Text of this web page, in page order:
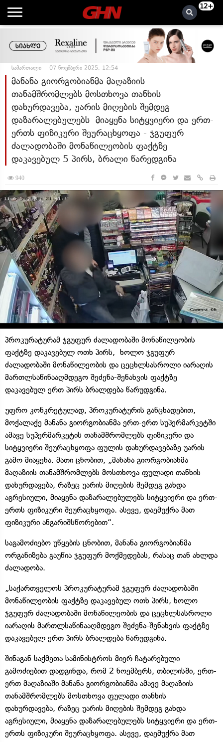
12+
სამართალი 07 ნოემბერი 2025, 12:54
მანანა გიორგობიანმა მაღაზიის
თანამშრომლებს მოსთხოვა თანხის
დახურდავება, უარის მიღების შემდეგ
დაზარალებულებს მიაყენა სიტყვიერი და ერთ-
ერთს ფიზიკური შეურაცხყოფა - ჯგუფურ
ძალადობაში მონაწილეობის ფაქტზე
დაკავებულ 5 პირს, ბრალი წარედგინა
940
პროკურატურამ ჯგუფურ ძალადობაში მონაწილეობის
ფაქტზე დაკავებულ ოთხ პირს, ხოლო ჯგუფურ
ძალადობაში მონაწილეობის და ცეცხლსასროლი იარაღის
მართლსაწინააღმდეგო შეძენა-შენახვის ფაქტზე
დაკავებულ ერთ პირს ბრალდება წარუდგინა.
უფრო კონკრეტულად, პროკურატურის განცხადებით,
მოქალაქე მანანა გიორგობიანმა ერთ-ერთ სუპერმარკეტში
ამავე სუპერმარკეტის თანამშრომლებს ფიზიკური და
სიტყვიერი შეურაცხყოფა ფულის დახურდავებაზე უარის
გამო მიაყენა. მათი ცნობით, „მანანა გიორგობიანმა
მაღაზიის თანამშრომლებს მოსთხოვა ფულადი თანხის
დახურდავება, რაზეც უარის მიღების შემდეგ გახდა
აგრესიული, მიაყენა დაზარალებულებს სიტყვიერი და ერთ-
ერთს ფიზიკური შეურაცხყოფა. ასევე, დაემუქრა მათ
ფიზიკური ანგარიშსწორებით“.
საგამოძიებო უწყების ცნობით, მანანა გიორგობიანმა
ორგანიზება გაუწია ჯგუფურ მოქმედებას, რასაც თან ახლდა
ძალადობა.
„საქართველოს პროკურატურამ ჯგუფურ ძალადობაში
მონაწილეობის ფაქტზე დაკავებულ ოთხ პირს, ხოლო
ჯგუფურ ძალადობაში მონაწილეობის და ცეცხლსასროლი
იარაღის მართლსაწინააღმდეგო შეძენა-შენახვის ფაქტზე
დაკავებულ ერთ პირს ბრალდება წარუდგინა.
შინაგან საქმეთა სამინისტროს მიერ ჩატარებული
გამოძიებით დადგინდა, რომ 2 ნოემბერს, თბილისში, ერთ-
ერთ მაღაზიაში მანანა გიორგობიანმა ამავე მაღაზიის
თანამშრომლებს მოსთხოვა ფულადი თანხის
დახურდავება, რაზეც უარის მიღების შემდეგ გახდა
აგრესიული, მიაყენა დაზარალებულებს სიტყვიერი და ერთ-
ერთს ფიზიკური შეურაცხყოფა. ასევე, დაემუქრა მათ